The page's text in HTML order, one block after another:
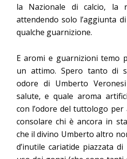
la Nazionale di calcio, la
attendendo solo l’aggiunta
qualche guarnizione.
E aromi e guarnizioni temo
un attimo. Spero tanto di
odore di Umberto
salute, e quale aroma
con l’odore del tuttologo per
consolare chi è ancora in
che il divino Umberto altro
d’inutile cariatide piazzata